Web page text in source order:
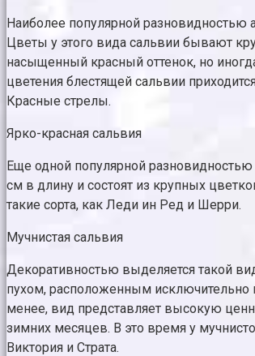
Наиболее популярной разновидностью
Цветы у этого вида сальвии бывают
насыщенный красный оттенок, но
цветения блестящей сальвии
Красные стрелы.
Ярко-красная сальвия
Еще одной популярной
см в длину и состоят из крупных
такие сорта, как Леди ин Ред и Шерри.
Мучнистая сальвия
Декоративностью выделяется такой
пухом, расположенным исключительно
менее, вид представляет высокую
зимних месяцев. В это время у
Виктория и Страта.